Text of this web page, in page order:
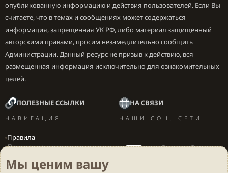
опубликованную информацию и действия пользователей. Если Вы
считаете, что в темах и сообщениях может содержаться
информация, запрещенная УК РФ, либо материал защищенный
авторскими правами, просим незамедлительно сообщить
Администрации. Данный ресурс не призыв к действию, вся
размещенная информация исключительно для ознакомительных
целей.
ПОЛЕЗНЫЕ ССЫЛКИ
НАВИГАЦИЯ
Правила
Поддержка
Локализация игр
НА СВЯЗИ
НАШИ СОЦ. СЕТИ
Мы ценим вашу